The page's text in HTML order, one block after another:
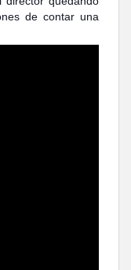
de contar una